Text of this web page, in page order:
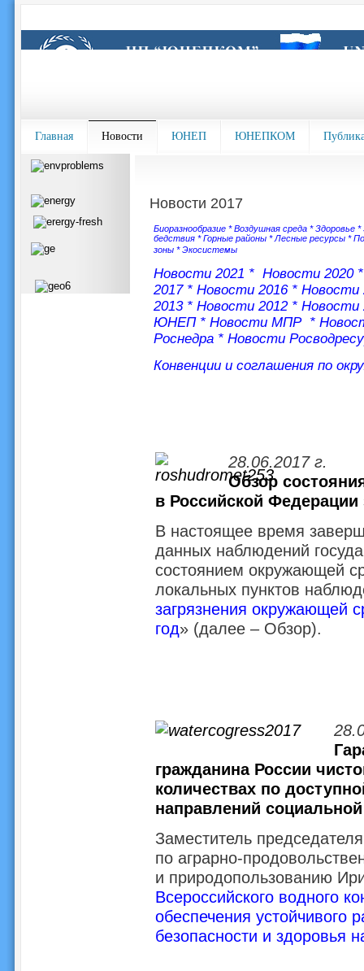
Главная Новости ЮНЕП ЮНЕПКОМ
Новости 2017
Биоразнообразие *Воздушная среда *Здоровье *
бедствия *Горные районы *Лесные ресурсы *
зоны *Экосистемы
Новости 2021 * Новости 2020
2017* Новости 2016* Новости
2013 * Новости 2012* Новости
ЮНЕП* Новости МПР*
Роснедра* Новости
Конвенции и соглашения по
28.06.2017 г.
Обзор
в Российской Федерации
В настоящее время
данных наблюдений
состоянием окружающей
локальных пунктов
загрязнения окружающей
год» (далее – Обзор).
гражданина России
количествах по
направлений
Заместитель
по аграрно-
и природопользованию
Всероссийского водного
обеспечения устойчивого
безопасности и здоровья